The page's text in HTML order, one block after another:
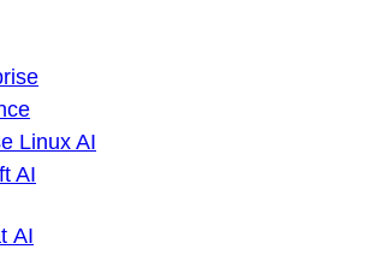
Linux AI
AI
AI